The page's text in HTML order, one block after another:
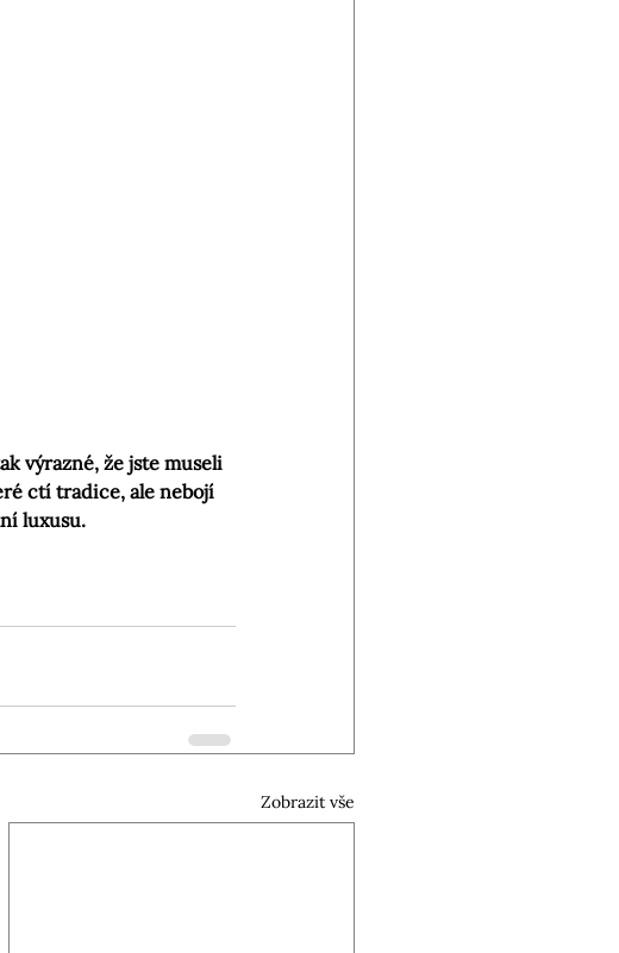
výrazné, že jste museli
ctí tradice, ale nebojí
luxusu.
Zobrazit vše